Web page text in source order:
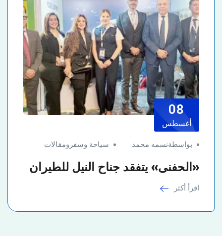
08
أغسطس
بواسطةنسمه محمد سياحة وسفر ومقالات
«الحفنى» يتفقد جناح النيل للطيران
اقرأ أكثر